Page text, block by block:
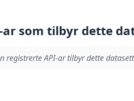
ar som tilbyr dette
registrerte API-ar tilbyr dette